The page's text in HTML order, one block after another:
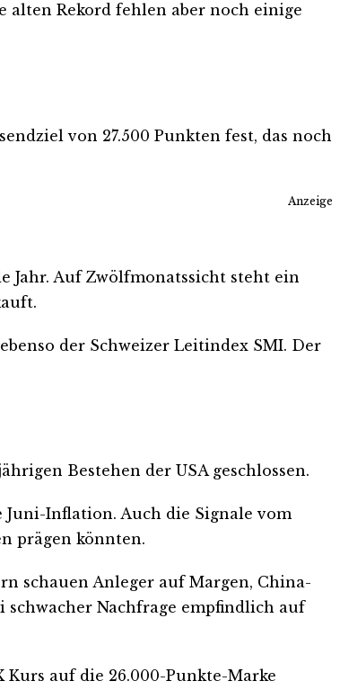
alten Rekord fehlen aber noch einige
von 27.500 Punkten fest, das noch
Anzeige
Jahr. Auf Zwölfmonatssicht steht ein
der Schweizer Leitindex SMI. Der
Bestehen der USA geschlossen.
Juni-Inflation. Auch die Signale vom
prägen könnten.
schauen Anleger auf Margen, China-
Nachfrage empfindlich auf
auf die 26.000-Punkte-Marke